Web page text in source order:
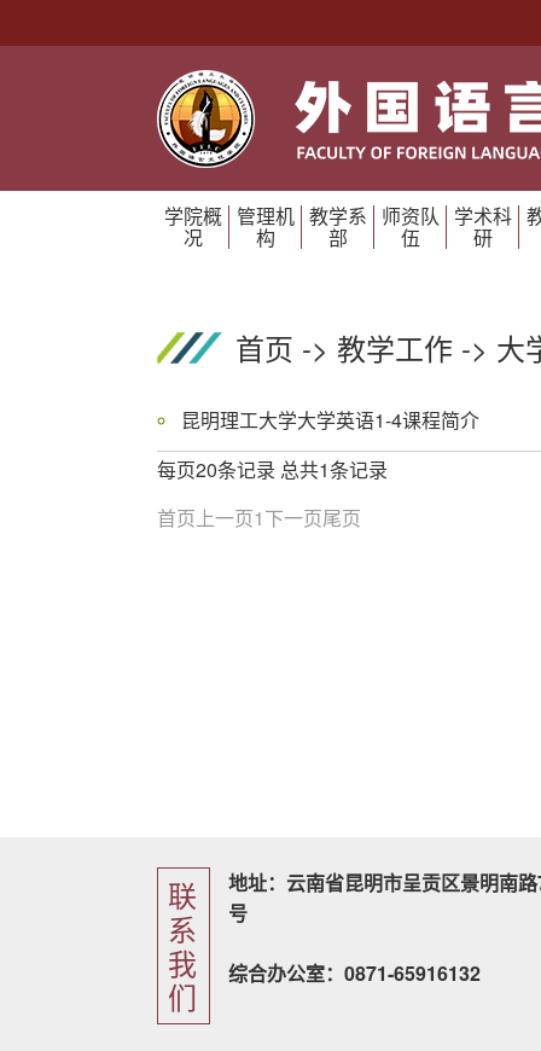
学院概
况
管理机
构
教学系
部
师资队
伍
学术科
研
首页 -> 教学工作 -> 大
昆明理工大学大学英语1-4课程简介
每页20条记录 总共1条记录
首页 上一页1下一页尾页
联
系
我
们
地址：云南省昆明市呈贡区景明南
号
综合办公室：0871-65916132